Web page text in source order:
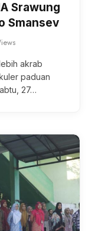
Srawung
Smansev
akrab
paduan
27…